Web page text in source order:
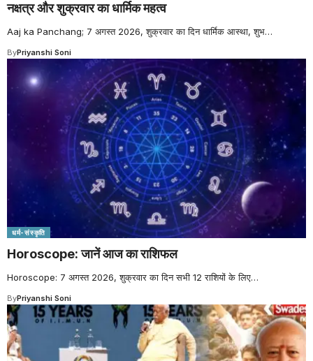
नक्षत्र और शुक्रवार का धार्मिक महत्व
Aaj ka Panchang; 7 अगस्त 2026, शुक्रवार का दिन धार्मिक आस्था, शुभ…
ByPriyanshi Soni
धर्म-संस्कृति
Horoscope: जानें आज का राशिफल
Horoscope: 7 अगस्त 2026, शुक्रवार का दिन सभी 12 राशियों के लिए…
ByPriyanshi Soni